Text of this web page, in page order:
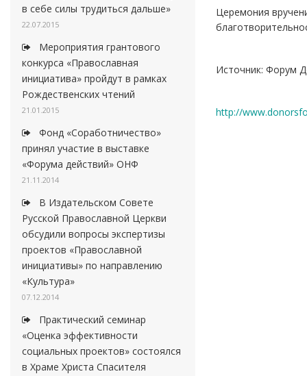
в себе силы трудиться дальше»
22.07.2015
Мероприятия грантового
конкурса «Православная
инициатива» пройдут в рамках
Рождественских чтений
21.01.2015
Фонд «Соработничество»
принял участие в выставке
«Форума действий» ОНФ
21.11.2014
В Издательском Совете
Русской Православной Церкви
обсудили вопросы экспертизы
проектов «Православной
инициативы» по направлению
«Культура»
07.12.2014
Практический семинар
«Оценка эффективности
социальных проектов» состоялся
в Храме Христа Спасителя
Церемония
Источник: Форум
http://